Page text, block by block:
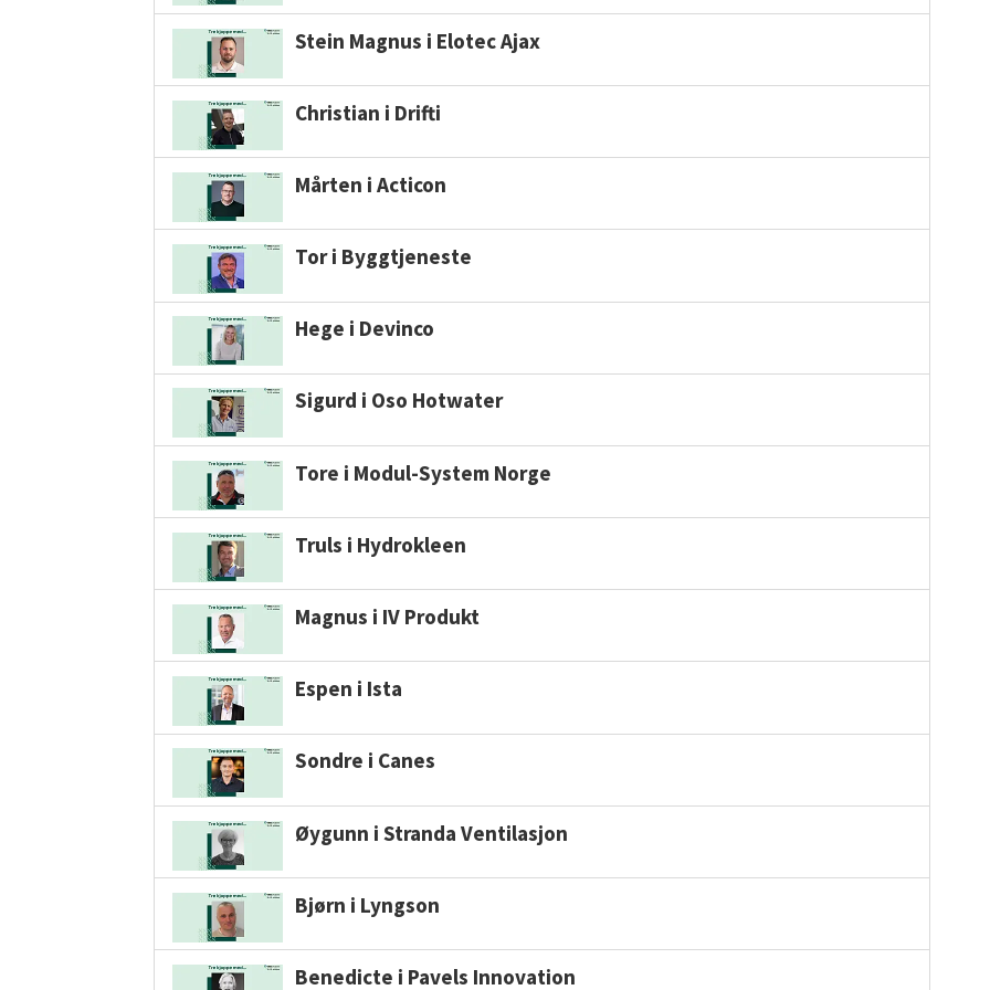
Stein Magnus i Elotec Ajax
Christian i Drifti
Mårten i Acticon
Tor i Byggtjeneste
Hege i Devinco
Sigurd i Oso Hotwater
Tore i Modul-System Norge
Truls i Hydrokleen
Magnus i IV Produkt
Espen i Ista
Sondre i Canes
Øygunn i Stranda Ventilasjon
Bjørn i Lyngson
Benedicte i Pavels Innovation